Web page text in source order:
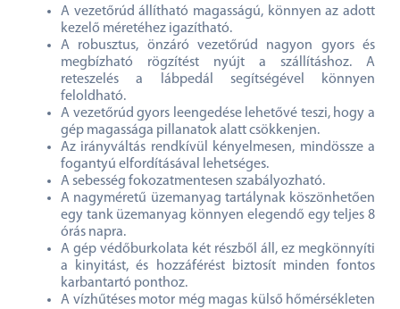
A vezetőrúd állítható magasságú, könnyen az adott
kezelő méretéhez igazítható.
A robusztus, önzáró vezetőrúd nagyon gyors és
megbízható rögzítést nyújt a szállításhoz. A
reteszelés a lábpedál segítségével könnyen
feloldható.
A vezetőrúd gyors leengedése lehetővé teszi, hogy a
gép magassága pillanatok alatt csökkenjen.
Az irányváltás rendkívül kényelmesen, mindössze a
fogantyú elfordításával lehetséges.
A sebesség fokozatmentesen szabályozható.
A nagyméretű üzemanyag tartálynak köszönhetően
egy tank üzemanyag könnyen elegendő egy teljes 8
órás napra.
A gép védőburkolata két részből áll, ez megkönnyíti
a kinyitást, és hozzáférést biztosít minden fontos
karbantartó ponthoz.
A vízhűtéses motor még magas külső hőmérsékleten